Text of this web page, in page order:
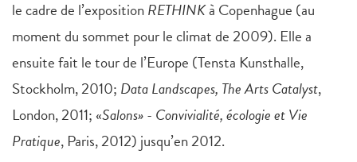
le cadre de l’expositionRETHINKà Copenhague (au
moment du sommet pour le climat de 2009). Elle a
ensuite fait le tour de l’Europe (Tensta Kunsthalle,
Stockholm, 2010; Data Landscapes, The Arts Catalyst,
London, 2011; «Salons» - Convivialité, écologie et Vie
Pratique, Paris, 2012) jusqu’en 2012.